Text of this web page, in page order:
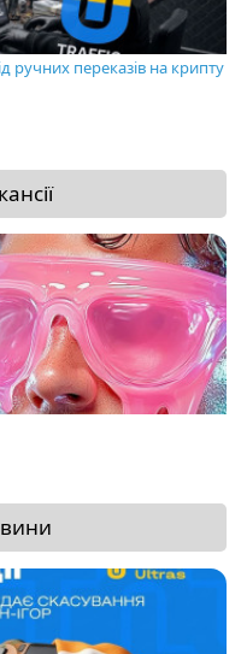
ручних переказів на крипту